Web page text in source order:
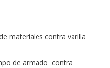
materiales contra varilla
de armado contra